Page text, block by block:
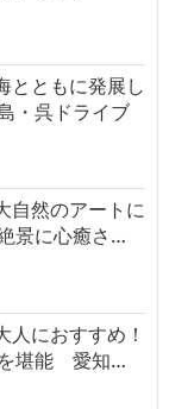
とともに発展し
・呉ドライブ
自然のアートに
景に心癒さ…
人におすすめ！
を堪能 愛知…